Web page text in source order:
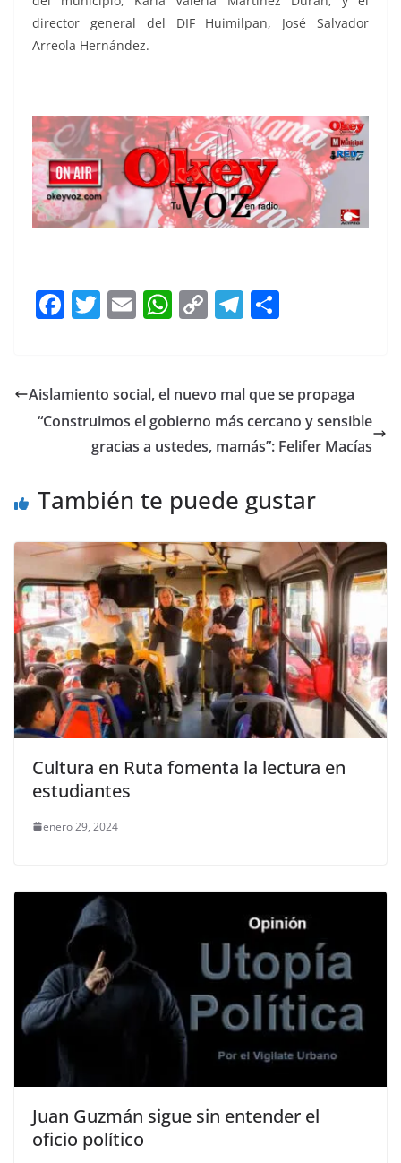
director general del DIF Huimilpan, José Salvador
Arreola Hernández.
F
e
b
k
T
er
E
l
W
s
A
p
C
y
Li
n
T
gr
a
m
e
Aislamiento social, el nuevo mal que se propaga
“Construimos el gobierno más cercano y sensible
gracias a ustedes, mamás”: Felifer Macías
También te puede gustar
Cultura en Ruta fomenta la lectura en
estudiantes
enero 29, 2024
Juan Guzmán sigue sin entender el
oficio político